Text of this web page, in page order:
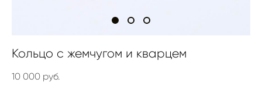
Кольцо с жемчугом и кварцем
10 000 pуб.